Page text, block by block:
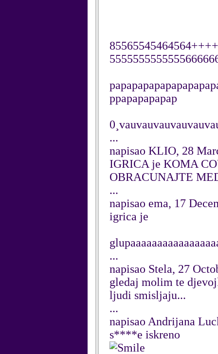
ppapapapapap
...
napisao KLIO, 28
IGRICA je KOMA
OBRACUNAJTE
...
napisao ema, 17
igrica je
...
napisao Stela, 27
gledaj molim te
ljudi smisljaju...
...
napisao Andrijana
s****e iskreno